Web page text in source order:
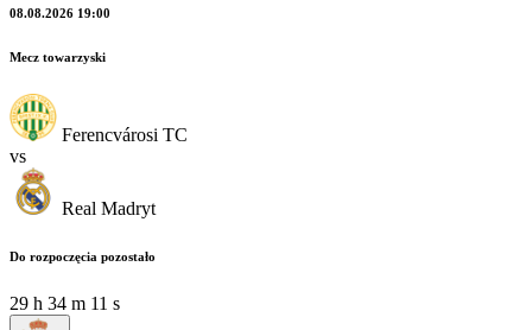
08.08.2026 19:00
Mecz towarzyski
Ferencvárosi TC
vs
Real Madryt
Do rozpoczęcia pozostało
29 h 34 m 09 s